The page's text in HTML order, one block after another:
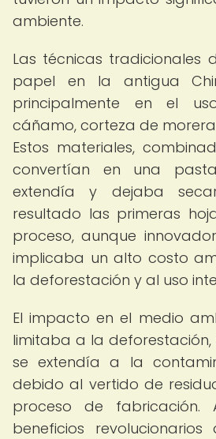
ambiente.
Las técnicas tradicionales
papel en la antigua
principalmente en el
cáñamo, corteza de
Estos materiales,
convertían en una
extendía y dejaba
resultado las primeras
proceso, aunque
implicaba un alto costo
la deforestación y al uso
El impacto en el medio
limitaba a la deforestación,
se extendía a la
debido al vertido de
proceso de
beneficios